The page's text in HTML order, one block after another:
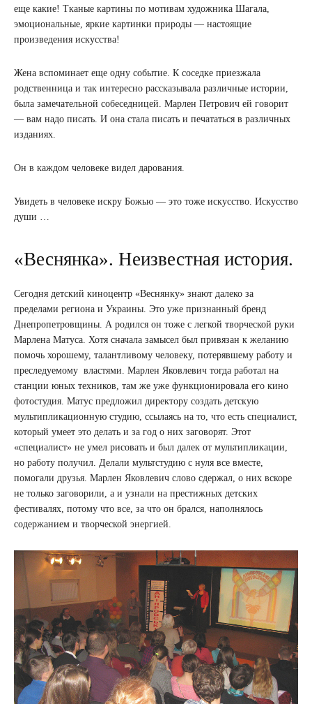
еще какие! Тканые картины по мотивам художника Шагала,
эмоциональные, яркие картинки природы — настоящие
произведения искусства!
Жена вспоминает еще одну событие. К соседке приезжала
родственница и так интересно рассказывала различные истории,
была замечательной собеседницей. Марлен Петрович ей говорит
— вам надо писать. И она стала писать и печататься в различных
изданиях.
Он в каждом человеке видел дарования.
Увидеть в человеке искру Божью — это тоже искусство. Искусство
души …
«Веснянка». Неизвестная история.
Сегодня детский киноцентр «Веснянку» знают далеко за
пределами региона и Украины. Это уже признанный бренд
Днепропетровщины. А родился он тоже с легкой творческой руки
Марлена Матуса. Хотя сначала замысел был привязан к желанию
помочь хорошему, талантливому человеку, потерявшему работу и
преследуемому властями. Марлен Яковлевич тогда работал на
станции юных техников, там же уже функционировала его кино
фотостудия. Матус предложил директору создать детскую
мультипликационную студию, ссылаясь на то, что есть специалист,
который умеет это делать и за год о них заговорят. Этот
«специалист» не умел рисовать и был далек от мультипликации,
но работу получил. Делали мультстудию с нуля все вместе,
помогали друзья. Марлен Яковлевич слово сдержал, о них вскоре
не только заговорили, а и узнали на престижных детских
фестивалях, потому что все, за что он брался, наполнялось
содержанием и творческой энергией.